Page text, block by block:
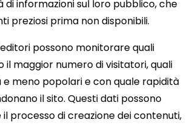
di informazioni sul loro pubblico, che
preziosi prima non disponibili.
possono monitorare quali
il maggior numero di visitatori, quali
e meno popolari e con quale rapidità
il sito. Questi dati possono
processo di creazione dei contenuti,